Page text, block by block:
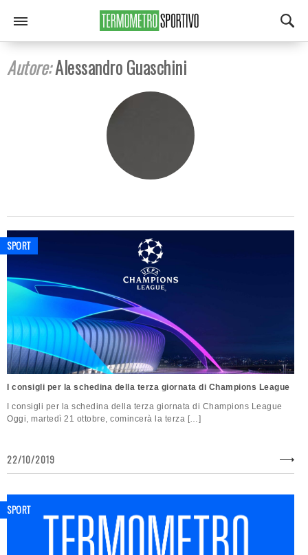
Autore:Alessandro Guaschini
SPORT
I consigli per la schedina della terza giornata di Champions League
I consigli per la schedina della terza giornata di Champions League
Oggi, martedì 21 ottobre, comincerà la terza […]
22/10/2019
SPORT